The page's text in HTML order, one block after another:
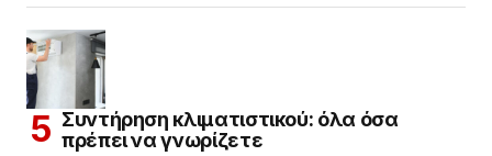
Συντήρηση κλιματιστικού: όλα όσα
πρέπει να γνωρίζετε